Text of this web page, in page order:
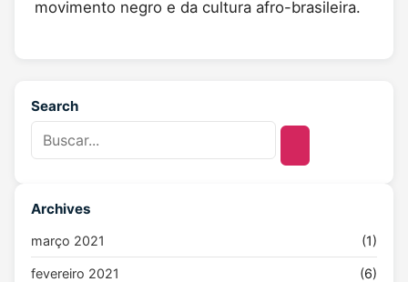
movimento negro e da cultura afro-brasileira.
Search
Archives
março 2021 (1)
fevereiro 2021 (6)